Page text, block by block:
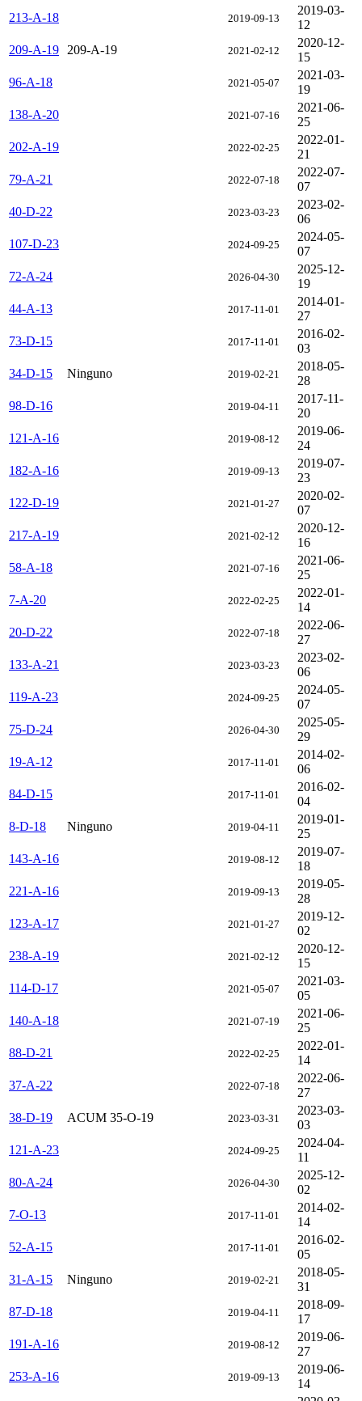
213-A-18
2019-09-13
2019-03-
12
209-A-19
209-A-19 2021-02-12
2020-12-
15
96-A-18
2021-05-07
2021-03-
19
138-A-20
2021-07-16
2021-06-
25
202-A-19
2022-02-25
2022-01-
21
79-A-21
2022-07-18
2022-07-
07
40-D-22
2023-03-23
2023-02-
06
107-D-23
2024-09-25
2024-05-
07
72-A-24
2026-04-30
2025-12-
19
44-A-13
2017-11-01
2014-01-
27
73-D-15
2017-11-01
2016-02-
03
34-D-15
Ninguno 2019-02-21
2018-05-
28
98-D-16
2019-04-11
2017-11-
20
121-A-16
2019-08-12
2019-06-
24
182-A-16
2019-09-13
2019-07-
23
122-D-19
2021-01-27
2020-02-
07
217-A-19
2021-02-12
2020-12-
16
58-A-18
2021-07-16
2021-06-
25
7-A-20
2022-02-25
2022-01-
14
20-D-22
2022-07-18
2022-06-
27
133-A-21
2023-03-23
2023-02-
06
119-A-23
2024-09-25
2024-05-
07
75-D-24
2026-04-30
2025-05-
29
19-A-12
2017-11-01
2014-02-
06
84-D-15
2017-11-01
2016-02-
04
8-D-18
Ninguno 2019-04-11
2019-01-
25
143-A-16
2019-08-12
2019-07-
18
221-A-16
2019-09-13
2019-05-
28
123-A-17
2021-01-27
2019-12-
02
238-A-19
2021-02-12
2020-12-
15
114-D-17
2021-05-07
2021-03-
05
140-A-18
2021-07-19
2021-06-
25
88-D-21
2022-02-25
2022-01-
14
37-A-22
2022-07-18
2022-06-
27
38-D-19
ACUM 35-O-19 2023-03-31
2023-03-
03
121-A-23
2024-09-25
2024-04-
11
80-A-24
2026-04-30
2025-12-
02
7-O-13
2017-11-01
2014-02-
14
52-A-15
2017-11-01
2016-02-
05
31-A-15
Ninguno 2019-02-21
2018-05-
31
87-D-18
2019-04-11
2018-09-
17
191-A-16
2019-08-12
2019-06-
27
253-A-16
2019-09-13
2019-06-
14